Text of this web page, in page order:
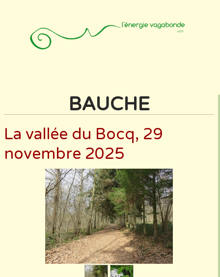
Animateurs
Contact
BAUCHE
La vallée du Bocq, 29
novembre 2025